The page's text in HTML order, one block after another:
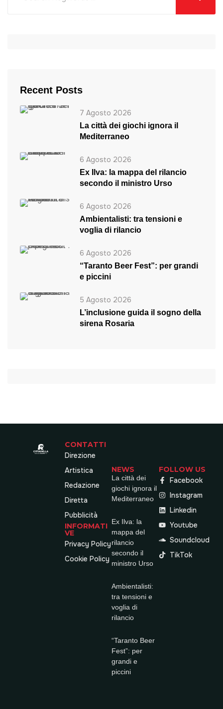
Recent Posts
7 Agosto 2026
La città dei giochi ignora il
Mediterraneo
6 Agosto 2026
Ex Ilva: la mappa del rilancio
secondo il ministro Urso
6 Agosto 2026
Ambientalisti: tra tensioni e
voglia di rilancio
6 Agosto 2026
“Taranto Beer Fest”: per grandi
e piccini
5 Agosto 2026
L’inclusione guida il sogno della
sirena Rosaria
CONTATTI
Direzione
Artistica
Redazione
Diretta
Pubblicità
INFORMATI
VE
Privacy Policy
Cookie Policy
NEWS
La città dei
giochi ignora il
Mediterraneo
Ex Ilva: la
mappa del
rilancio
secondo il
ministro Urso
Ambientalisti:
tra tensioni e
voglia di
rilancio
“Taranto Beer
Fest”: per
grandi e
piccini
FOLLOW US
Facebook
Instagram
Linkedin
Youtube
Soundcloud
TikTok